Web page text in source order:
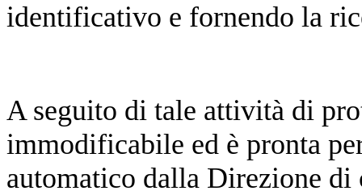
identificativo e fornendo la
A seguito di tale attività di
immodificabile ed è pronta
automatico dalla Direzione di